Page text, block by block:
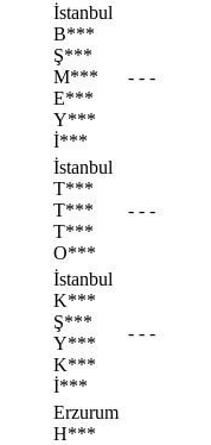
İstanbul
B***
Ş***
M***
E***
Y***
İ***
- - -
İstanbul
T***
T***
T***
O***
- - -
İstanbul
K***
Ş***
Y***
K***
İ***
- - -
Erzurum
H***